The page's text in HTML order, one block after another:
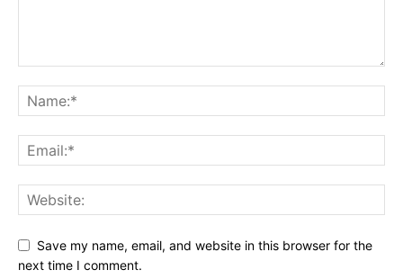
Save my name, email, and website in this browser for the
next time I comment.